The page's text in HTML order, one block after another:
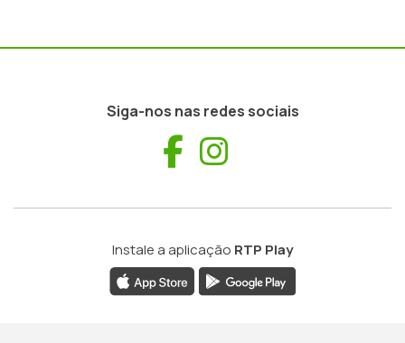
Siga-nos nas redes sociais
Facebook
Instale a aplicação RTP Play